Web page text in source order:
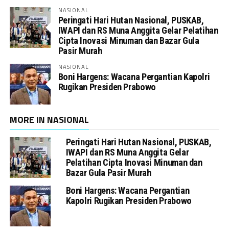
NASIONAL
Peringati Hari Hutan Nasional, PUSKAB,
IWAPI dan RS Muna Anggita Gelar Pelatihan
Cipta Inovasi Minuman dan Bazar Gula
Pasir Murah
NASIONAL
Boni Hargens: Wacana Pergantian Kapolri
Rugikan Presiden Prabowo
MORE IN NASIONAL
Peringati Hari Hutan Nasional, PUSKAB,
IWAPI dan RS Muna Anggita Gelar
Pelatihan Cipta Inovasi Minuman dan
Bazar Gula Pasir Murah
Boni Hargens: Wacana Pergantian
Kapolri Rugikan Presiden Prabowo